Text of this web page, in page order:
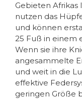
Gebieten Afrikas
nutzen das
und können
25 Fuß in einem
Wenn sie ihre
angesammelte
und weit in die
effektive
geringen Größe